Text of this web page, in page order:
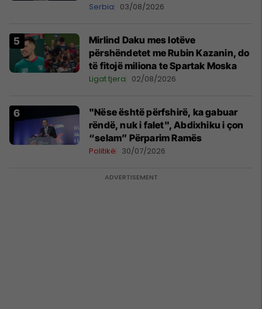
shpall gjendjen e luftës
Serbia 03/08/2026
Mirlind Daku mes lotëve
përshëndetet me Rubin Kazanin, do
të fitojë miliona te Spartak Moska
Ligat tjera 02/08/2026
"Nëse është përfshirë, ka gabuar
rëndë, nuk i falet", Abdixhiku i çon
“selam” Përparim Ramës
Politikë 30/07/2026